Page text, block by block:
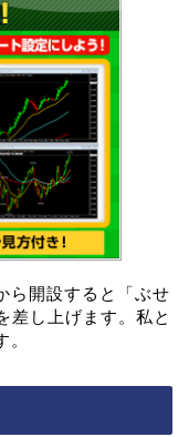
ら開設すると「ぶせ
差し上げます。私と